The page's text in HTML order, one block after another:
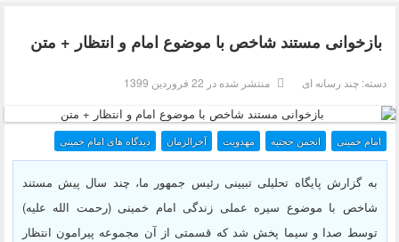
بازخوانی مستند شاخص با موضوع امام و انتظار + متن
دسته:چند رسانه ای منتشر شده در 22 فروردين 1399
امام خمینی انجمن حجتیه مهدویت آخرالزمان دیدگاه های امام خمینی
به گزارش پایگاه تحلیلی تبیینی رئیس جمهور ما، چند سال پیش مستند
شاخص با موضوع سیره عملی زندگی امام خمینی (رحمت الله علیه)
توسط صدا و سیما پخش شد که قسمتی از آن مجموعه پیرامون انتظار